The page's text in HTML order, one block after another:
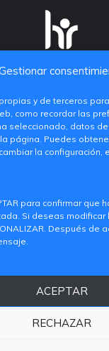
y de terceros
como recordar las
seleccionado, datos
página. Puedes
la configuración,
para confirmar que
Si deseas modificar
Después de
ACEPTAR
RECHAZAR
(València)